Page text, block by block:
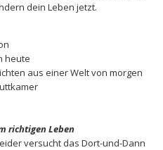
dein Leben jetzt.
heute
aus einer Welt von morgen
richtigen Leben
versucht das Dort-und-Dann